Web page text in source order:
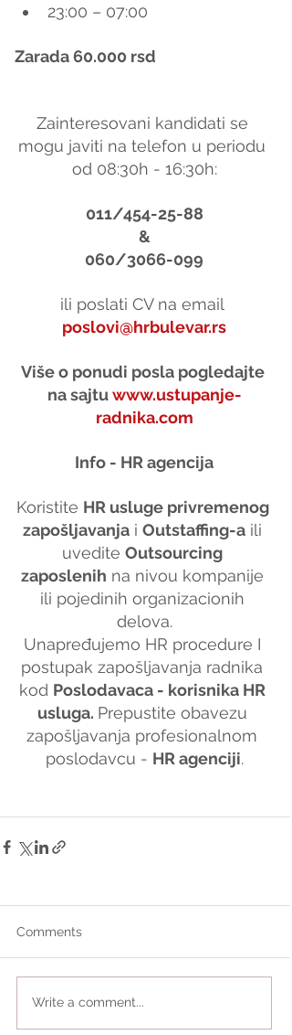
23:00 – 07:00
Zarada 60.000 rsd
Zainteresovani kandidati se
mogu javiti na telefon u periodu
od 08:30h - 16:30h:
011/454-25-88
&
060/3066-099
ili poslati CV na email
poslovi@hrbulevar.rs
Više o ponudi posla pogledajte
na sajtu www.ustupanje-
radnika.com
Info - HR agencija
Koristite HR usluge privremenog
zapošljavanja i Outstaffing-a ili
uvedite Outsourcing
zaposlenih na nivou kompanije
ili pojedinih organizacionih
delova.
Unapređujemo HR procedure I
postupak zapošljavanja radnika
kod Poslodavaca - korisnika HR
usluga. Prepustite obavezu
zapošljavanja profesionalnom
poslodavcu - HR agenciji.
Comments
Write a comment...